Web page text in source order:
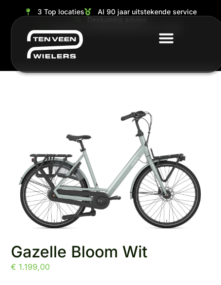
3 Top locaties
Al 90 jaar uitstekende service
Deskundig advies
Gazelle Bloom Wit
€ 1.199,00